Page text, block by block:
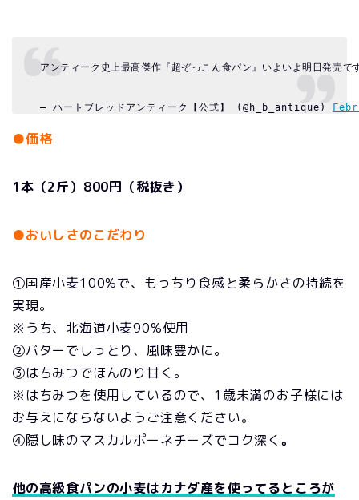
アンティーク史上最高傑作『超ぞっこん食パン』いよいよ明日発売
— ハートブレッドアンティーク【公式】 (@h_b_antique)
●価格
1本（2斤）800円（税抜き）
●おいしさのこだわり
①国産小麦100%で、もっちり食感と柔らかさの持続を
実現。
※うち、北海道小麦90%使用
②バターでしっとり、風味豊かに。
③はちみつでほんのり甘く。
※はちみつを使用しているので、1歳未満のお子様には
お与えにならないようご注意ください。
④隠し味のマスカルポーネチーズでコク深く 。
他の高級食パンの小麦はカナダ産を使ってるところが